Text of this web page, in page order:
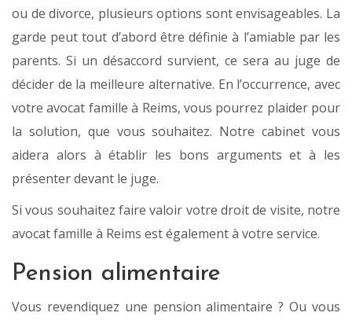
ou de divorce, plusieurs options sont envisageables. La
garde peut tout d’abord être définie à l’amiable par les
parents. Si un désaccord survient, ce sera au juge de
décider de la meilleure alternative. En l’occurrence, avec
votre avocat famille à Reims, vous pourrez plaider pour
la solution, que vous souhaitez. Notre cabinet vous
aidera alors à établir les bons arguments et à les
présenter devant le juge.
Si vous souhaitez faire valoir votre droit de visite, notre
avocat famille à Reims est également à votre service.
Pension alimentaire
Vous revendiquez une pension alimentaire ? Ou vous